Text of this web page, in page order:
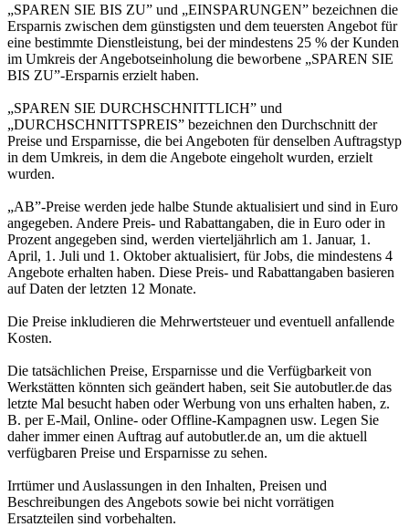
„SPAREN SIE BIS ZU” und „EINSPARUNGEN” bezeichnen die
Ersparnis zwischen dem günstigsten und dem teuersten Angebot für
eine bestimmte Dienstleistung, bei der mindestens 25 % der Kunden
im Umkreis der Angebotseinholung die beworbene „SPAREN SIE
BIS ZU”-Ersparnis erzielt haben.
„SPAREN SIE DURCHSCHNITTLICH” und
„DURCHSCHNITTSPREIS” bezeichnen den Durchschnitt der
Preise und Ersparnisse, die bei Angeboten für denselben Auftragstyp
in dem Umkreis, in dem die Angebote eingeholt wurden, erzielt
wurden.
„AB”-Preise werden jede halbe Stunde aktualisiert und sind in Euro
angegeben. Andere Preis- und Rabattangaben, die in Euro oder in
Prozent angegeben sind, werden vierteljährlich am 1. Januar, 1.
April, 1. Juli und 1. Oktober aktualisiert, für Jobs, die mindestens 4
Angebote erhalten haben. Diese Preis- und Rabattangaben basieren
auf Daten der letzten 12 Monate.
Die Preise inkludieren die Mehrwertsteuer und eventuell anfallende
Kosten.
Die tatsächlichen Preise, Ersparnisse und die Verfügbarkeit von
Werkstätten könnten sich geändert haben, seit Sie autobutler.de das
letzte Mal besucht haben oder Werbung von uns erhalten haben, z.
B. per E-Mail, Online- oder Offline-Kampagnen usw. Legen Sie
daher immer einen Auftrag auf autobutler.de an, um die aktuell
verfügbaren Preise und Ersparnisse zu sehen.
Irrtümer und Auslassungen in den Inhalten, Preisen und
Beschreibungen des Angebots sowie bei nicht vorrätigen
Ersatzteilen sind vorbehalten.